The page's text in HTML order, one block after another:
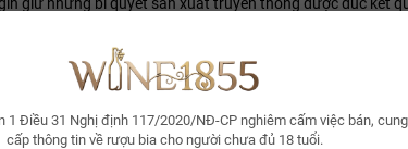
1 Điều 31 Nghị định 117/2020/NĐ-CP nghiêm cấm việc bán, cung
cấp thông tin về rượu bia cho người chưa đủ 18 tuổi.
từng gốc nho, từng thùng rượu, đảm bảo rằng mỗi chai
nên danh tiếng vững chắc cho thương hiệu Gavignet trên